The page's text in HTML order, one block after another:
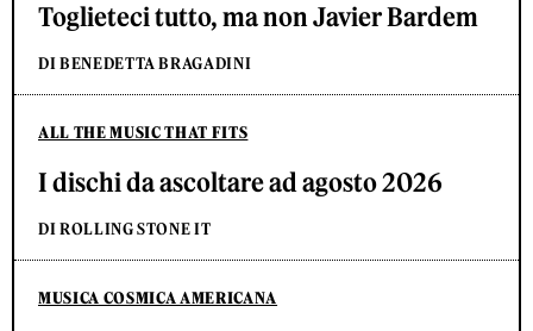
Toglieteci tutto, ma non Javier Bardem
DI BENEDETTA BRAGADINI
ALL THE MUSIC THAT FITS
I dischi da ascoltare ad agosto 2026
DI ROLLING STONE IT
MUSICA COSMICA AMERICANA